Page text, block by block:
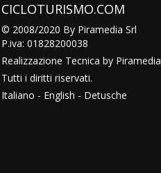
CICLOTURISMO.COM
© 2008/2020 By Piramedia Srl
P.iva: 01828200038
Realizzazione Tecnica by Piramedia
Tutti i diritti riservati.
Italiano - English - Detusche